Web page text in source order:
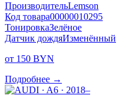
ПроизводительLemson
Код товара00000010295
ТонировкаЗелёное
Датчик дождяИзменённый
от 150 BYN
Подробнее →